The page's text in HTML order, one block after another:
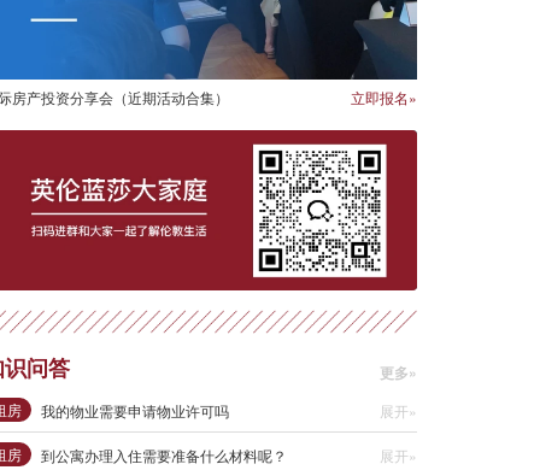
房产投资分享会（近期活动合集） 立即报名»
问答 更多»
房 我的物业需要申请物业许可吗 展开»
房 到公寓办理入住需要准备什么材料呢？ 展开»